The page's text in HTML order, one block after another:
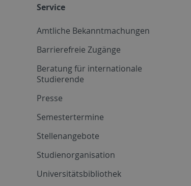
Service
Amtliche Bekanntmachungen
Barrierefreie Zugänge
Beratung für internationale
Studierende
Presse
Semestertermine
Stellenangebote
Studienorganisation
Universitätsbibliothek